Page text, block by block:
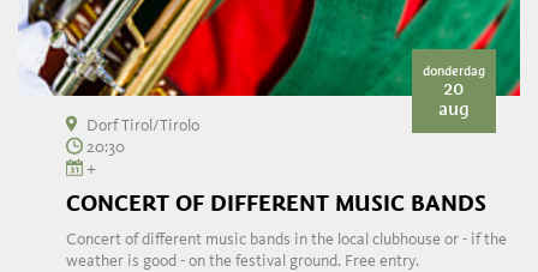
donderdag
20
aug
Dorf Tirol/Tirolo
20:30
+
CONCERT OF DIFFERENT MUSIC BANDS
Concert of different music bands in the local clubhouse or - if the
weather is good - on the festival ground. Free entry.